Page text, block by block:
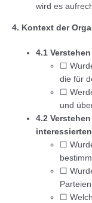
wird es
4. Kontext der
4.1
☐
die für
☐
und
4.2
☐
☐
☐